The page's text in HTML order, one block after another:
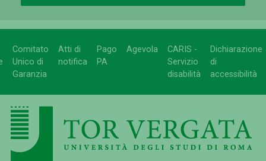
Comitato
Unico di
Garanzia
Atti di
notifica
Pago
PA
Agevola
CARIS -
Servizio
disabilità
Dichiarazione
di
accessibilità